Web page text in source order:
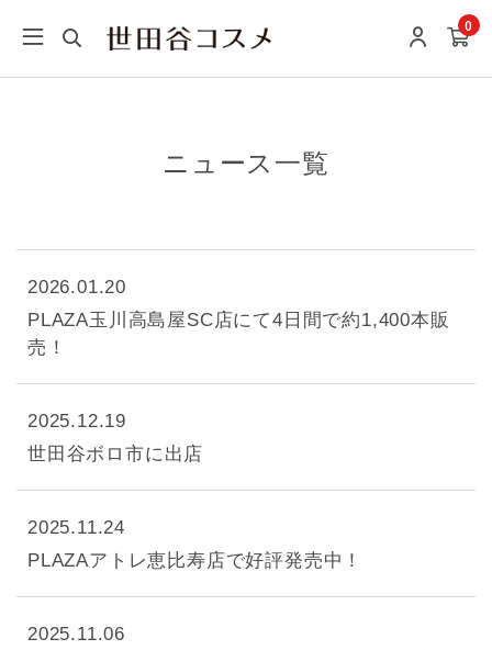
0
ニュース一覧
2026.01.20
PLAZA玉川高島屋SC店にて4日間で約1,400本販
売！
2025.12.19
世田谷ボロ市に出店
2025.11.24
PLAZAアトレ恵比寿店で好評発売中！
2025.11.06